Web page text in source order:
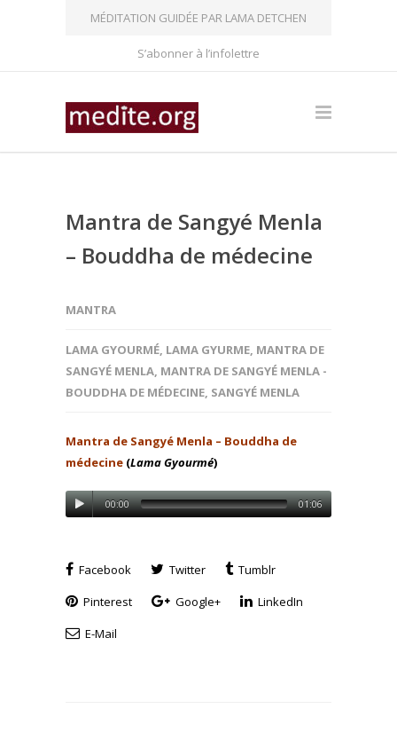
MÉDITATION GUIDÉE PAR LAMA DETCHEN
S’abonner à l’infolettre
Mantra de Sangyé Menla
– Bouddha de médecine
MANTRA
LAMA GYOURMÉ, LAMA GYURME, MANTRA DE
SANGYÉ MENLA, MANTRA DE SANGYÉ MENLA -
BOUDDHA DE MÉDECINE, SANGYÉ MENLA
Mantra de Sangyé Menla – Bouddha de
médecine (Lama Gyourmé)
00:00 01:06
Facebook Twitter
Tumblr
Pinterest
Google+
LinkedIn
E-Mail